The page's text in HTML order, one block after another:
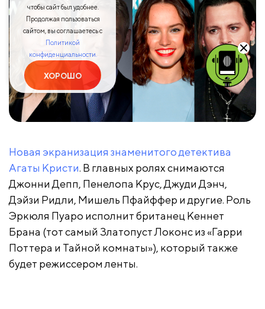
Новая экранизация знаменитого детектива
Агаты Кристи. В главных ролях снимаются
Джонни Депп, Пенелопа Крус, Джуди Дэнч,
Дэйзи Ридли, Мишель Пфайффер и другие. Роль
Эркюля Пуаро исполнит британец Кеннет
Брана (тот самый Златопуст Локонс из «Гарри
Поттера и Тайной комнаты»), который также
будет режиссером ленты.
чтобы сайт был удобнее.
Продолжая пользоваться
сайтом, вы соглашаетесь с
Политикой
конфиденциальности.
ХОРОШО